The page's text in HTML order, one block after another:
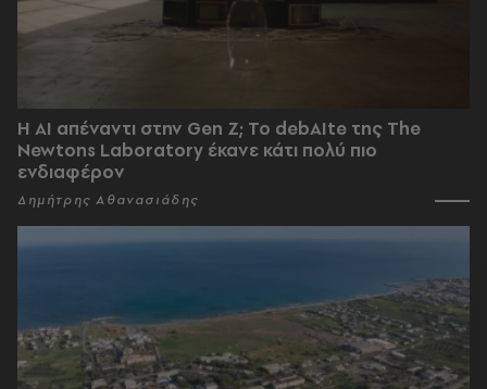
Η AI απέναντι στην Gen Z; Το debAIte της The
Newtons Laboratory έκανε κάτι πολύ πιο
ενδιαφέρον
Δημήτρης Αθανασιάδης